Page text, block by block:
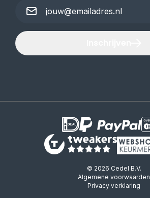
© 2026 Cedel B.V.
Algemene voorwaarden
Privacy verklaring